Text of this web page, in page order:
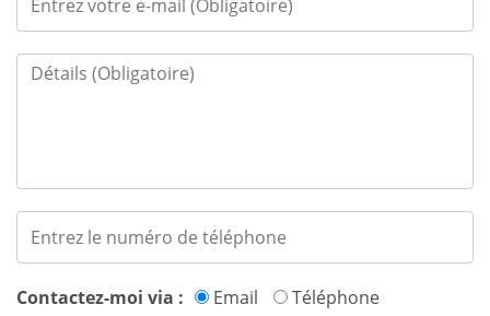
Contactez-moi via : Email Téléphone